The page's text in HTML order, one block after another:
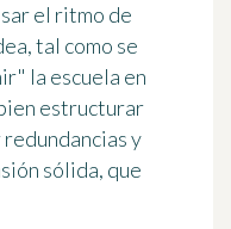
el ritmo de
tal como se
la escuela en
estructurar
y
sólida, que